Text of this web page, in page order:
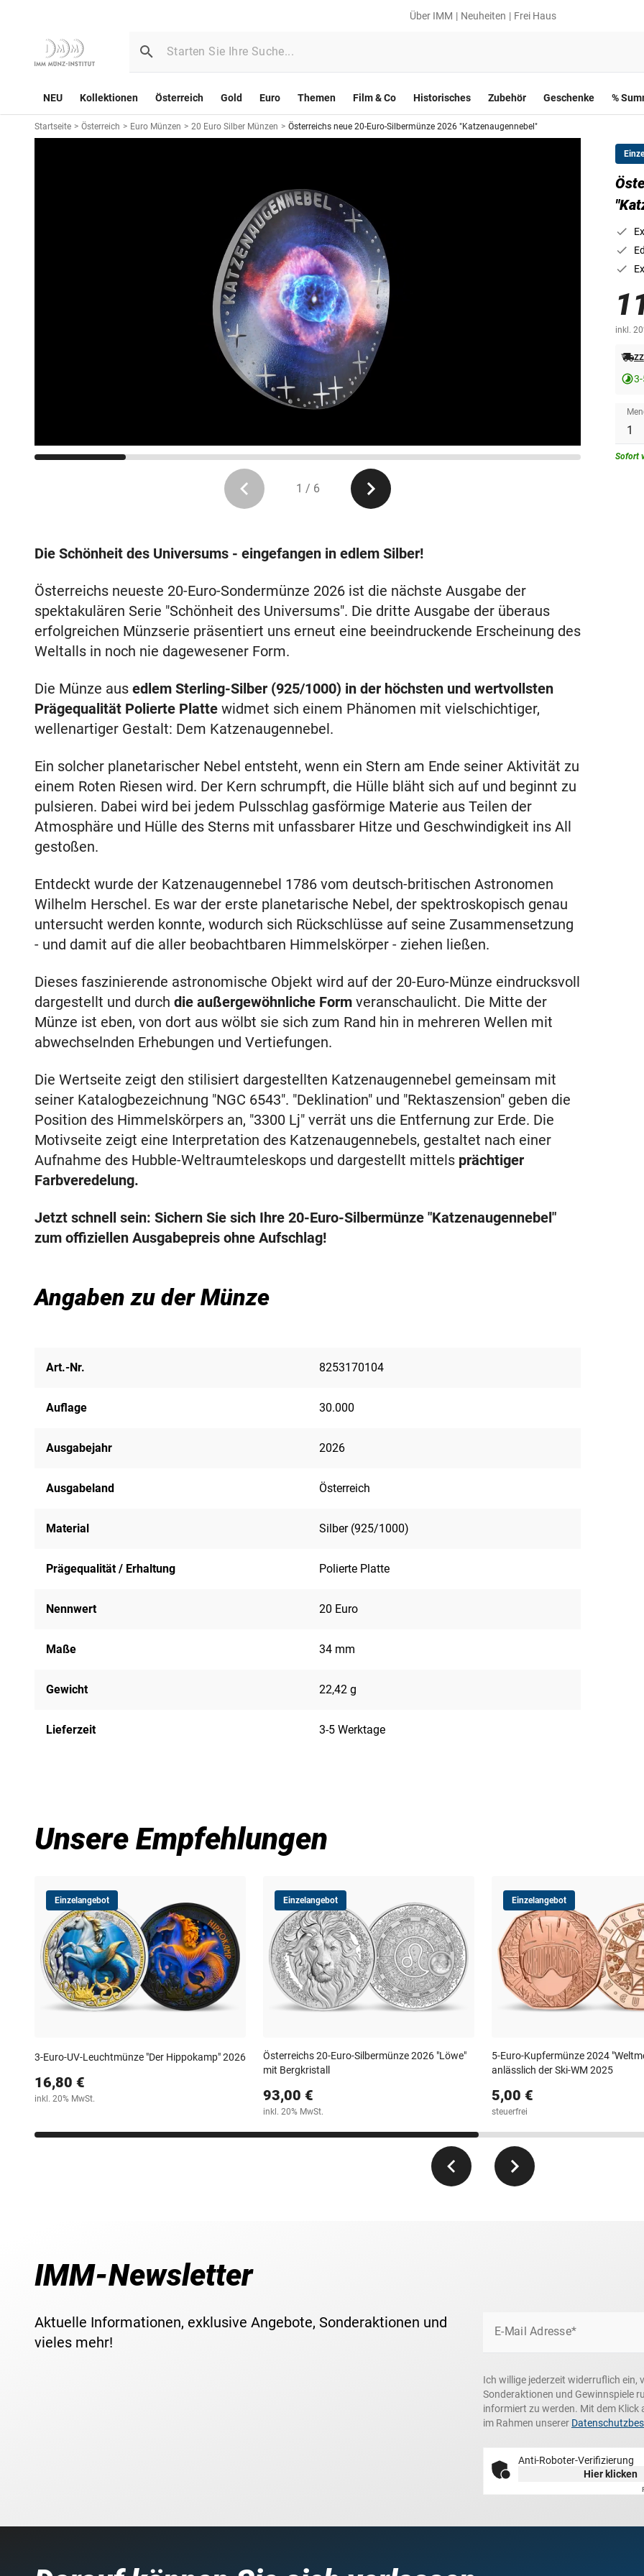
Über IMM Neuheiten Frei Haus
NEU Kollektionen Österreich Gold Euro Themen Film & Co Historisches Zubehör Geschenke %
Startseite > Österreich > Euro Münzen > 20 Euro Silber Münzen > Österreichs neue 20-Euro-Silbermünze 2026 "Katzenaugennebel"
1 / 6
inkl.
Sofort
Die Schönheit des Universums - eingefangen in edlem Silber!
Österreichs neueste 20-Euro-Sondermünze 2026 ist die nächste Ausgabe der
spektakulären Serie "Schönheit des Universums". Die dritte Ausgabe der überaus
erfolgreichen Münzserie präsentiert uns erneut eine beeindruckende Erscheinung des
Weltalls in noch nie dagewesener Form.
Die Münze aus edlem Sterling-Silber (925/1000) in der höchsten und wertvollsten
Prägequalität Polierte Platte widmet sich einem Phänomen mit vielschichtiger,
wellenartiger Gestalt: Dem Katzenaugennebel.
Ein solcher planetarischer Nebel entsteht, wenn ein Stern am Ende seiner Aktivität zu
einem Roten Riesen wird. Der Kern schrumpft, die Hülle bläht sich auf und beginnt zu
pulsieren. Dabei wird bei jedem Pulsschlag gasförmige Materie aus Teilen der
Atmosphäre und Hülle des Sterns mit unfassbarer Hitze und Geschwindigkeit ins All
gestoßen.
Entdeckt wurde der Katzenaugennebel 1786 vom deutsch-britischen Astronomen
Wilhelm Herschel. Es war der erste planetarische Nebel, der spektroskopisch genau
untersucht werden konnte, wodurch sich Rückschlüsse auf seine Zusammensetzung
- und damit auf die aller beobachtbaren Himmelskörper - ziehen ließen.
Dieses faszinierende astronomische Objekt wird auf der 20-Euro-Münze eindrucksvoll
dargestellt und durch die außergewöhnliche Form veranschaulicht. Die Mitte der
Münze ist eben, von dort aus wölbt sie sich zum Rand hin in mehreren Wellen mit
abwechselnden Erhebungen und Vertiefungen.
Die Wertseite zeigt den stilisiert dargestellten Katzenaugennebel gemeinsam mit
seiner Katalogbezeichnung "NGC 6543". "Deklination" und "Rektaszension" geben die
Position des Himmelskörpers an, "3300 Lj" verrät uns die Entfernung zur Erde. Die
Motivseite zeigt eine Interpretation des Katzenaugennebels, gestaltet nach einer
Aufnahme des Hubble-Weltraumteleskops und dargestellt mittels prächtiger
Farbveredelung.
Jetzt schnell sein: Sichern Sie sich Ihre 20-Euro-Silbermünze "Katzenaugennebel"
zum offiziellen Ausgabepreis ohne Aufschlag!
Angaben zu der Münze
Art.-Nr. 8253170104
Auflage 30.000
Ausgabejahr 2026
Ausgabeland Österreich
Material Silber (925/1000)
Prägequalität / Erhaltung Polierte Platte
Nennwert 20 Euro
Maße 34 mm
Gewicht 22,42 g
Lieferzeit 3-5 Werktage
Unsere Empfehlungen
Einzelangebot
3-Euro-UV-Leuchtmünze "Der Hippokamp" 2026
16,80 €
inkl. 20% MwSt.
Einzelangebot
Österreichs 20-Euro-Silbermünze 2026 "Löwe"
mit Bergkristall
93,00 €
inkl. 20% MwSt.
Einzelangebot
5-Euro-Kupfermünze 2024
anlässlich der Ski-WM 2025
5,00 €
steuerfrei
IMM-Newsletter
Aktuelle Informationen, exklusive Angebote, Sonderaktionen und
vieles mehr!
E-Mail Adresse*
Ich willige jederzeit widerruflich
Sonderaktionen und Gewinnspiele
informiert zu werden. Mit dem Klick
im Rahmen unserer
Anti-Roboter-Verifizierung
Hier klicken